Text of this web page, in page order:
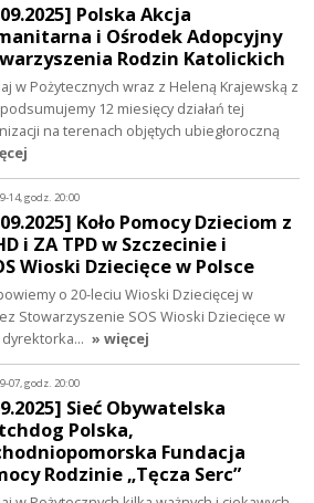
Polska Akcja
i Ośrodek Adopcyjny
Rodzin Katolickich
w Pożytecznych wraz z Heleną Krajewską z
12 miesięcy działań tej
na terenach objętych ubiegłoroczną
14, godz. 20:00
Koło Pomocy Dzieciom z
i ZA TPD w Szczecinie i
Wioski Dziecięce w Polsce
o 20-leciu Wioski Dziecięcej w
Stowarzyszenie SOS Wioski Dziecięce w
dyrektorka… » więcej
07, godz. 20:00
Sieć Obywatelska
Polska,
Fundacja
Rodzinie „Tęcza Serc”